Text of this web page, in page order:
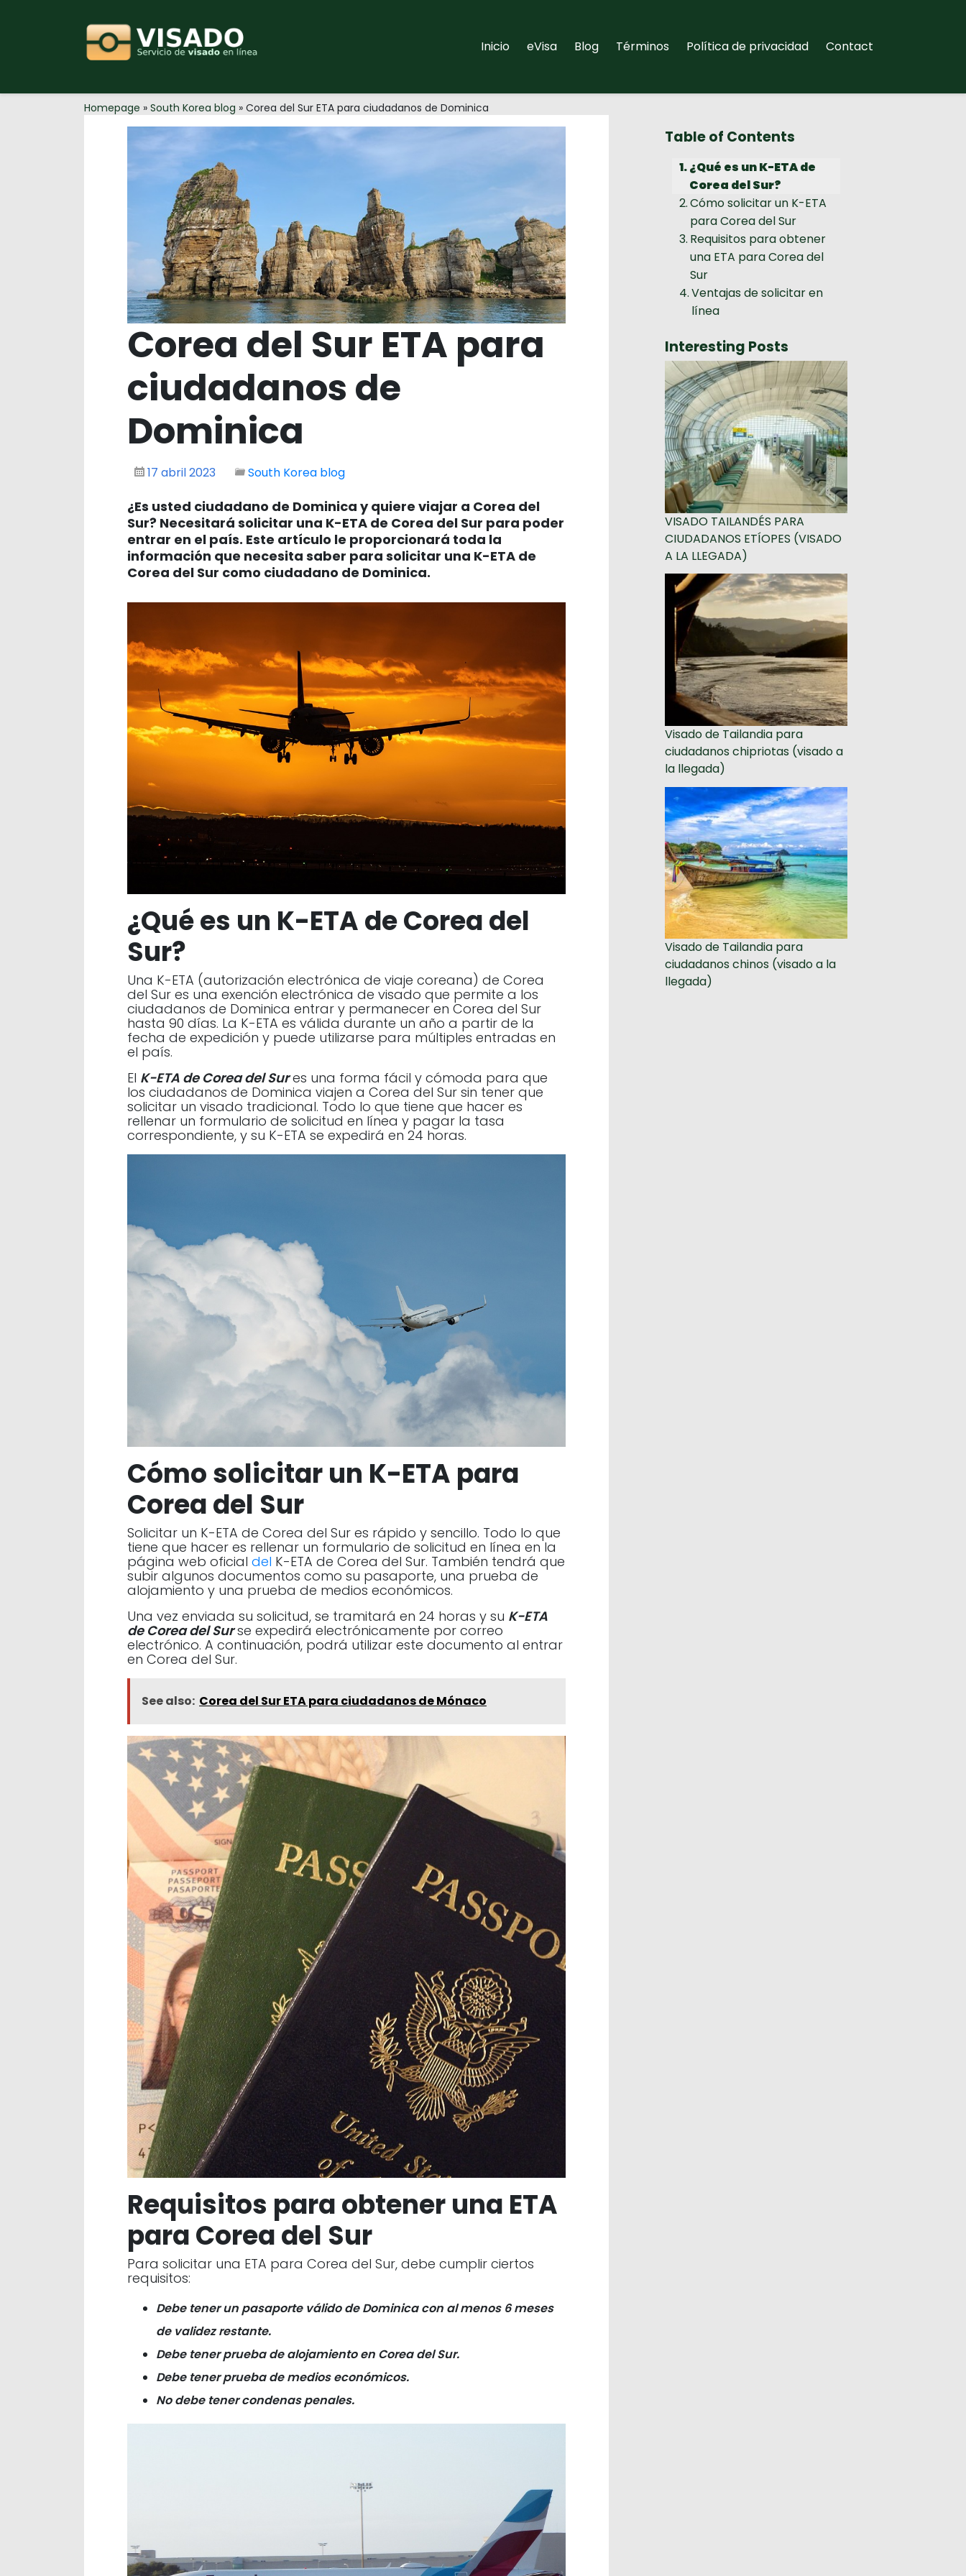
Inicio eVisa Blog Términos Política de privacidad Contact
Homepage » South Korea blog » Corea del Sur ETA para ciudadanos de Dominica
Corea del Sur ETA para
ciudadanos de
Dominica
17 abril 2023 South Korea blog
¿Es usted ciudadano de Dominica y quiere viajar a Corea del
Sur? Necesitará solicitar una K-ETA de Corea del Sur para poder
entrar en el país. Este artículo le proporcionará toda la
información que necesita saber para solicitar una K-ETA de
Corea del Sur como ciudadano de Dominica.
¿Qué es un K-ETA de Corea del
Sur?
Una K-ETA (autorización electrónica de viaje coreana) de Corea
del Sur es una exención electrónica de visado que permite a los
ciudadanos de Dominica entrar y permanecer en Corea del Sur
hasta 90 días. La K-ETA es válida durante un año a partir de la
fecha de expedición y puede utilizarse para múltiples entradas en
el país.
El K-ETA de Corea del Sures una forma fácil y cómoda para que
los ciudadanos de Dominica viajen a Corea del Sur sin tener que
solicitar un visado tradicional. Todo lo que tiene que hacer es
rellenar un formulario de solicitud en línea y pagar la tasa
correspondiente, y su K-ETA se expedirá en 24 horas.
Cómo solicitar un K-ETA para
Corea del Sur
Solicitar un K-ETA de Corea del Sur es rápido y sencillo. Todo lo que
tiene que hacer es rellenar un formulario de solicitud en línea en la
página web oficial del K-ETA de Corea del Sur. También tendrá que
subir algunos documentos como su pasaporte, una prueba de
alojamiento y una prueba de medios económicos.
Una vez enviada su solicitud, se tramitará en 24 horas y su K-ETA
de Corea del Surse expedirá electrónicamente por correo
electrónico. A continuación, podrá utilizar este documento al entrar
en Corea del Sur.
See also: Corea del Sur ETA para ciudadanos de Mónaco
Requisitos para obtener una ETA
para Corea del Sur
Para solicitar una ETA para Corea del Sur, debe cumplir ciertos
requisitos:
Debe tener un pasaporte válido de Dominica con al menos 6 meses
de validez restante.
Debe tener prueba de alojamiento en Corea del Sur.
Debe tener prueba de medios económicos.
No debe tener condenas penales.
Table of Contents
¿Qué es un K-ETA de
Corea del Sur?
Cómo solicitar un K-ETA
para Corea del Sur
Requisitos para obtener
una ETA para Corea del
Sur
Ventajas de solicitar en
línea
Interesting Posts
VISADO TAILANDÉS PARA
CIUDADANOS ETÍOPES (VISADO
A LA LLEGADA)
Visado de Tailandia para
ciudadanos chipriotas (visado a
la llegada)
Visado de Tailandia para
ciudadanos chinos (visado a la
llegada)